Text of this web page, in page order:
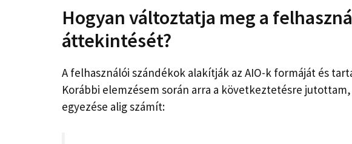
Hogyan változtatja meg a
áttekintését?
A felhasználói szándékok alakítják az AIO-k formáját és
Korábbi elemzésem során arra a következtetésre
egyezése alig számít: